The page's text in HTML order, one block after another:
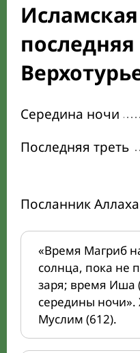
Середина ночи
Последняя треть
«Время Магриб
солнца, пока не
заря; время Иша
середины ночи».
Муслим (612).